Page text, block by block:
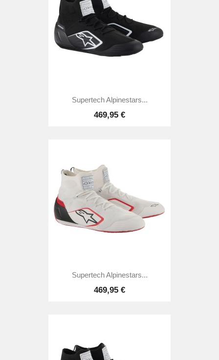
Supertech Alpinestars...
469,95 €
Supertech Alpinestars...
469,95 €